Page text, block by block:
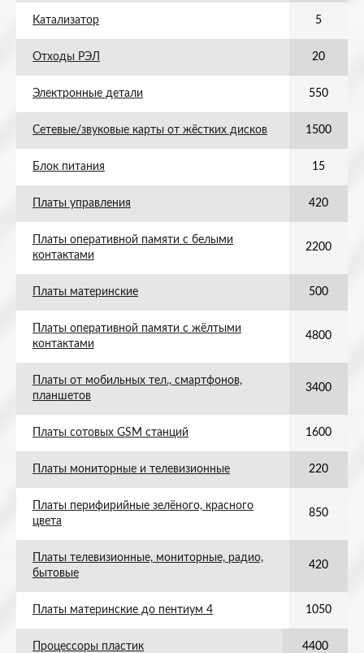
Катализатор 5
Отходы РЭЛ 20
Электронные детали 550
Сетевые/звуковые карты от жёстких дисков 1500
Блок питания 15
Платы управления 420
Платы оперативной памяти с белыми
контактами
2200
Платы материнские 500
Платы оперативной памяти с жёлтыми
контактами
4800
Платы от мобильных тел., смартфонов,
планшетов
3400
Платы сотовых GSM станций 1600
Платы мониторные и телевизионные 220
Платы перифирийные зелёного, красного
цвета
850
Платы телевизионные, мониторные, радио,
бытовые
420
Платы материнские до пентиум 4 1050
Процессоры пластик 4400